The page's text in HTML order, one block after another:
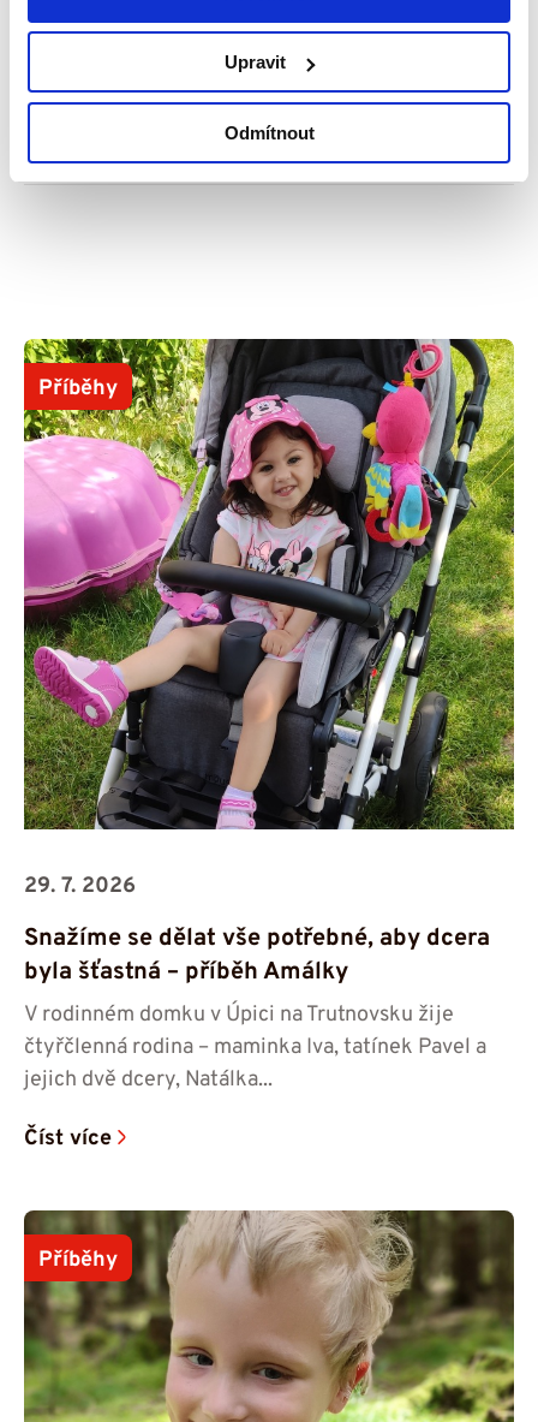
Upravit
Odmítnout
Přidat reakci
Příběhy
Příběhy
29. 7. 2026
Snažíme se dělat vše potřebné, aby dcera
byla šťastná – příběh Amálky
V rodinném domku v Úpici na Trutnovsku žije
čtyřčlenná rodina – maminka Iva, tatínek Pavel a
jejich dvě dcery, Natálka...
Číst více
Příběhy